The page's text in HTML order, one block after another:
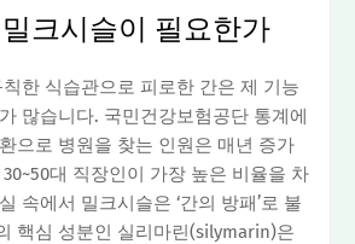
크시슬이 필요한가
한 식습관으로 피로한 간은 제 기능
많습니다. 국민건강보험공단 통계에
으로 병원을 찾는 인원은 매년 증가
대 직장인이 가장 높은 비율을 차
속에서 밀크시슬은 ‘간의 방패’로 불
핵심 성분인 실리마린(silymarin)은